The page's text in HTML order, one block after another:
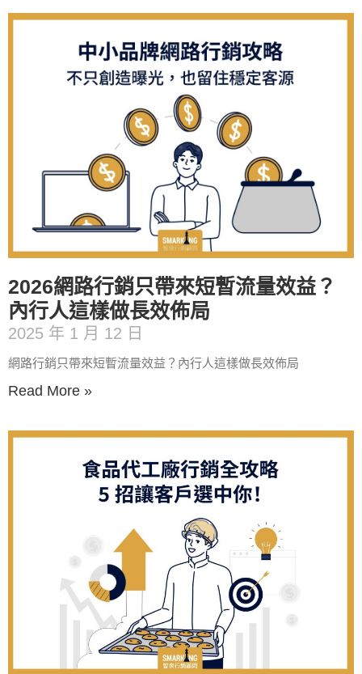
2026網路行銷只帶來短暫流量效益？
內行人這樣做長效佈局
2025 年 1 月 12 日
網路行銷只帶來短暫流量效益？內行人這樣做長效佈局
Read More »